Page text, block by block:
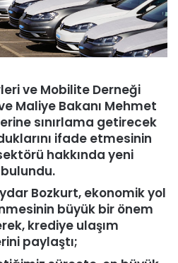
ve Mobilite Derneği
Maliye Bakanı Mehmet
sınırlama getirecek
ifade etmesinin
hakkında yeni
Bozkurt, ekonomik yol
büyük bir önem
krediye ulaşım
paylaştı;